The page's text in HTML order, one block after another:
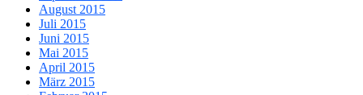
August 2015
Juli 2015
Juni 2015
Mai 2015
April 2015
März 2015